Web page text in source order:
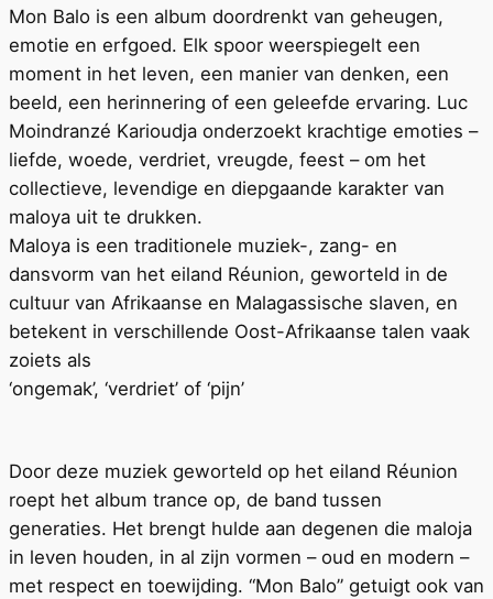
Mon Balo is een album doordrenkt van geheugen,
emotie en erfgoed. Elk spoor weerspiegelt een
moment in het leven, een manier van denken, een
beeld, een herinnering of een geleefde ervaring. Luc
Moindranzé Karioudja onderzoekt krachtige emoties –
liefde, woede, verdriet, vreugde, feest – om het
collectieve, levendige en diepgaande karakter van
maloya uit te drukken.
Maloya is een traditionele muziek-, zang- en
dansvorm van het eiland Réunion, geworteld in de
cultuur van Afrikaanse en Malagassische slaven, en
betekent in verschillende Oost-Afrikaanse talen vaak
zoiets als
‘ongemak’, ‘verdriet’ of ‘pijn’
Door deze muziek geworteld op het eiland Réunion
roept het album trance op, de band tussen
generaties. Het brengt hulde aan degenen die maloja
in leven houden, in al zijn vormen – oud en modern –
met respect en toewijding. “Mon Balo” getuigt ook van